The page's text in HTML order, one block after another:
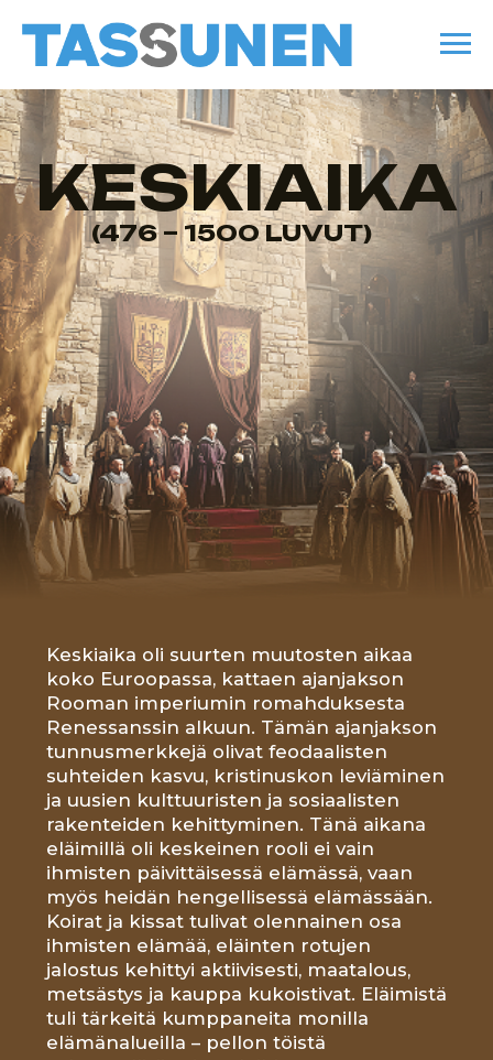
KESKIAIKA
(476 – 1500 LUVUT)
Keskiaika oli suurten muutosten aikaa
koko Euroopassa, kattaen ajanjakson
Rooman imperiumin romahduksesta
Renessanssin alkuun. Tämän ajanjakson
tunnusmerkkejä olivat feodaalisten
suhteiden kasvu, kristinuskon leviäminen
ja uusien kulttuuristen ja sosiaalisten
Koirat ja kissat tulivat olennainen osa
ihmisten elämää, eläinten rotujen
jalostus kehittyi aktiivisesti, maatalous,
metsästys ja kauppa kukoistivat. Eläimistä
tuli tärkeitä kumppaneita monilla
elämänalueilla – pellon töistä
uskonnollisiin rituaaleihin.
MYÖHÄISKESKIAIKA
1000 – 1500 LUVUT